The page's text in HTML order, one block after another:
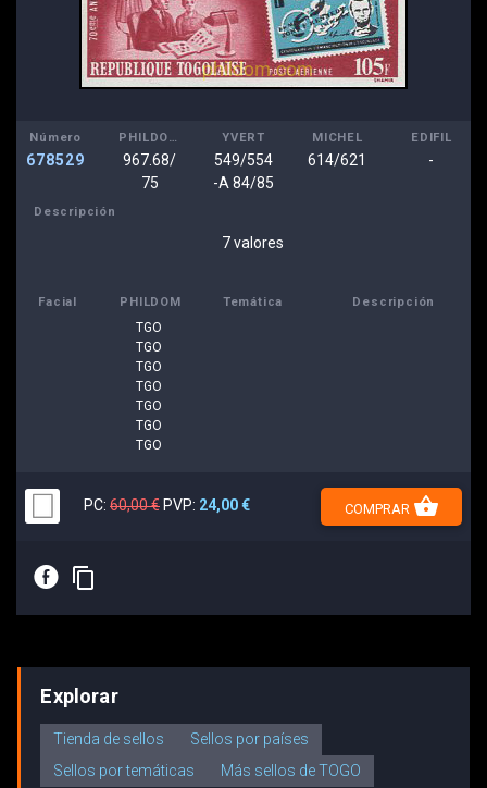
Número
678529
PHILDOM
967.68/
75
YVERT
549/554
-A 84/85
MICHEL
614/621
EDIFIL
-
Descripción
7 valores
Facial PHILDOM Temática Descripción
TGO
TGO
TGO
TGO
TGO
TGO
TGO
PC: 60,00 € PVP: 24,00 € COMPRAR shopping_basket
E content_copy
Explorar
Tienda de sellos
Sellos por países
Sellos por temáticas
Más sellos de TOGO